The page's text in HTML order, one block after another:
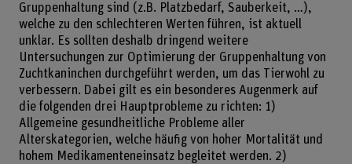
Gruppenhaltung sind (z.B. Platzbedarf, Sauberkeit, …),
welche zu den schlechteren Werten führen, ist aktuell
unklar. Es sollten deshalb dringend weitere
Untersuchungen zur Optimierung der Gruppenhaltung von
Zuchtkaninchen durchgeführt werden, um das Tierwohl zu
verbessern. Dabei gilt es ein besonderes Augenmerk auf
die folgenden drei Hauptprobleme zu richten: 1)
Allgemeine gesundheitliche Probleme aller
Alterskategorien, welche häufig von hoher Mortalität und
hohem Medikamenteneinsatz begleitet werden. 2)